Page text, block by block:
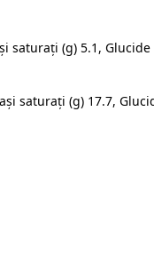
(g) 5.1,
saturați (g) 17.7,